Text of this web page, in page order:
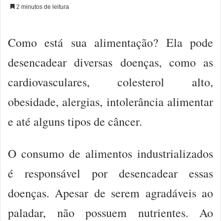
2 minutos de leitura
Como está sua alimentação? Ela pode
desencadear diversas doenças, como as
cardiovasculares, colesterol alto,
obesidade, alergias, intolerância alimentar
e até alguns tipos de câncer.
O consumo de alimentos industrializados
é responsável por desencadear essas
doenças. Apesar de serem agradáveis ao
paladar, não possuem nutrientes. Ao